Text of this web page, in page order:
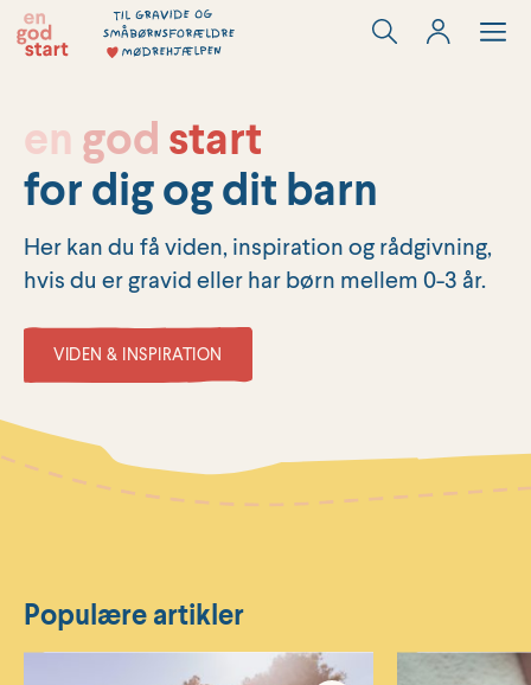
Hop
en god start
for dig og dit barn
Her kan du få viden, inspiration og rådgivning,
hvis du er gravid eller har børn mellem 0-3 år.
VIDEN & INSPIRATION
Populære artikler